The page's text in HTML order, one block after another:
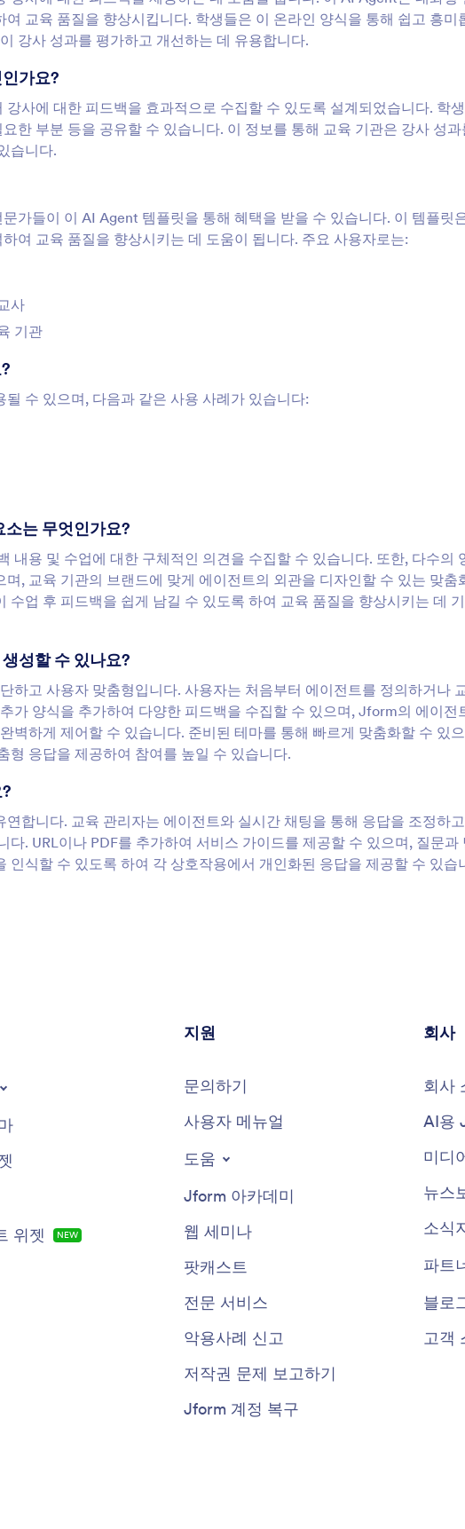
교육 품질을 향상시킵니다. 학생들은 이 온라인 양식을 통해 쉽고 흥미
강사 성과를 평가하고 개선하는 데 유용합니다.
가요?
사에 대한 피드백을 효과적으로 수집할 수 있도록 설계되었습니다. 학
한 부분 등을 공유할 수 있습니다. 이 정보를 통해 교육 기관은 강사 성과
습니다.
가들이 이 AI Agent 템플릿을 통해 혜택을 받을 수 있습니다. 이 템플릿
여 교육 품질을 향상시키는 데 도움이 됩니다. 주요 사용자로는:
사
기관
수 있으며, 다음과 같은 사용 사례가 있습니다:
는 무엇인가요?
내용 및 수업에 대한 구체적인 의견을 수집할 수 있습니다. 또한, 다수의
, 교육 기관의 브랜드에 맞게 에이전트의 외관을 디자인할 수 있는 맞춤
수업 후 피드백을 쉽게 남길 수 있도록 하여 교육 품질을 향상시키는 데
성할 수 있나요?
하고 사용자 맞춤형입니다. 사용자는 처음부터 에이전트를 정의하거나
가 양식을 추가하여 다양한 피드백을 수집할 수 있으며, Jform의 에이전
벽하게 제어할 수 있습니다. 준비된 테마를 통해 빠르게 맞춤화할 수 있
형 응답을 제공하여 참여를 높일 수 있습니다.
합니다. 교육 관리자는 에이전트와 실시간 채팅을 통해 응답을 조정하
다. URL이나 PDF를 추가하여 서비스 가이드를 제공할 수 있으며, 질문과
인식할 수 있도록 하여 각 상호작용에서 개인화된 응답을 제공할 수 있습
위젯
NEW
지원
문의하기
사용자 메뉴얼
도움
Jform 아카데미
웹 세미나
팟캐스트
전문 서비스
악용사례 신고
저작권 문제 보고하기
Jform 계정 복구
회사
회사
AI용
미디
뉴스
소식
파트
블로
고객